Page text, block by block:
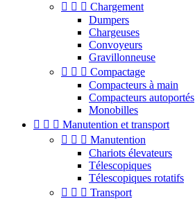
   Chargement
Dumpers
Chargeuses
Convoyeurs
Gravillonneuse
   Compactage
Compacteurs à main
Compacteurs autoportés
Monobilles
   Manutention et transport
   Manutention
Chariots élevateurs
Télescopiques
Télescopiques rotatifs
   Transport